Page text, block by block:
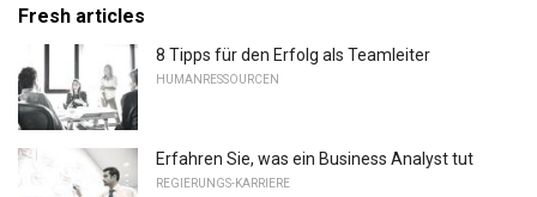
Fresh articles
8 Tipps für den Erfolg als Teamleiter
HUMANRESSOURCEN
Erfahren Sie, was ein Business Analyst tut
REGIERUNGS-KARRIERE